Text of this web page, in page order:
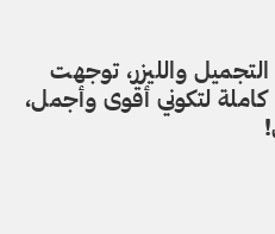
طب التجميل والليزر، توجهت
كاملة لتكوني أقوى وأجمل،